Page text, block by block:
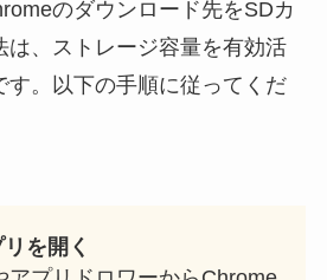
のダウンロード先をSDカ
は、ストレージ容量を有効活
す。以下の手順に従ってくだ
を開く